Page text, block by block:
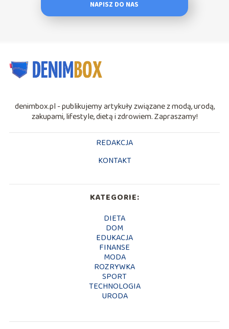
NAPISZ DO NAS
denimbox.pl - publikujemy artykuły związane z modą, urodą,
zakupami, lifestyle, dietą i zdrowiem. Zapraszamy!
REDAKCJA
KONTAKT
KATEGORIE:
DIETA
DOM
EDUKACJA
FINANSE
MODA
ROZRYWKA
SPORT
TECHNOLOGIA
URODA